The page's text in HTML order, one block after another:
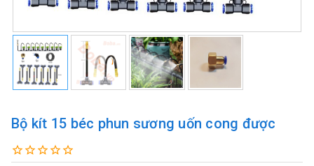
Bộ kít 15 béc phun sương uốn cong được